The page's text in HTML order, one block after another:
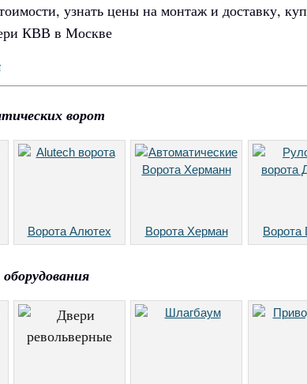
узнать цены на монтаж и доставку,
КВВ в Москве
ворот
Ворота Алютех Ворота Херман Ворота